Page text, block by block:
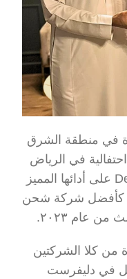
عام ٢٠٢٣.